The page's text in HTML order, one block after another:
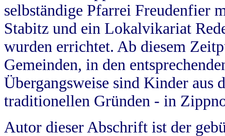
selbständige Pfarrei Freudenfier
Stabitz und ein Lokalvikariat
wurden errichtet. Ab diesem
Gemeinden, in den
Übergangsweise sind Kinder aus
traditionellen Gründen - in
Autor dieser Abschrift ist der